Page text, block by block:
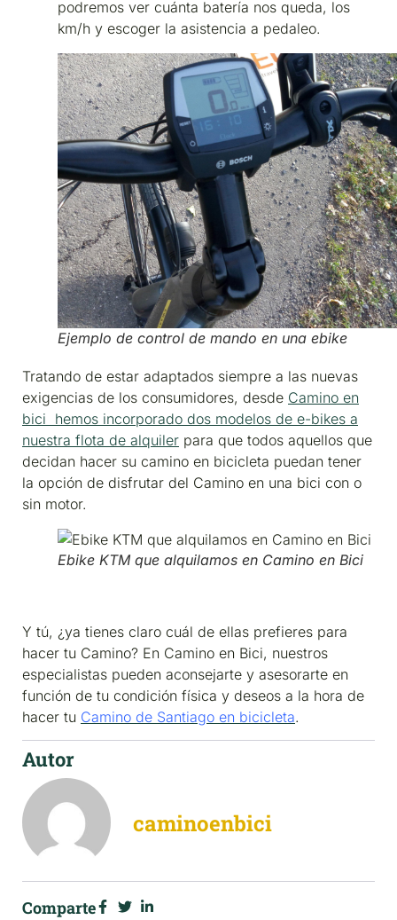
podremos ver cuánta batería nos queda, los
km/h y escoger la asistencia a pedaleo.
Ejemplo de control de mando en una ebike
Tratando de estar adaptados siempre a las nuevas
exigencias de los consumidores, desde Camino en
bici hemos incorporado dos modelos de e-bikes a
nuestra flota de alquiler para que todos aquellos que
decidan hacer su camino en bicicleta puedan tener
la opción de disfrutar del Camino en una bici con o
sin motor.
Ebike KTM que alquilamos en Camino en Bici
Y tú, ¿ya tienes claro cuál de ellas prefieres para
hacer tu Camino? En Camino en Bici, nuestros
especialistas pueden aconsejarte y asesorarte en
función de tu condición física y deseos a la hora de
hacer tu Camino de Santiago en bicicleta.
Autor
caminoenbici
Comparte